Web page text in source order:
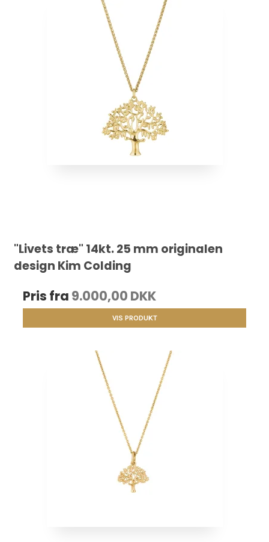
"Livets træ" 14kt. 25 mm originalen
design Kim Colding
Pris fra 9.000,00 DKK
VIS PRODUKT